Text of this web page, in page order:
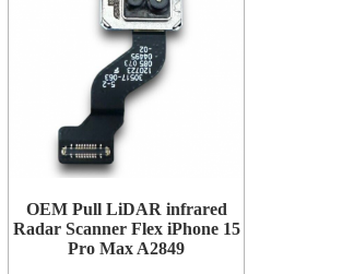
OEM Pull LiDAR infrared
Radar Scanner Flex iPhone 15
Pro Max A2849